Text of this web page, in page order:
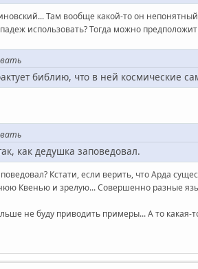
Там вообще какой-то он
использовать? Тогда можно
библию, что в ней космические
как дедушка заповедовал.
Кстати, если верить, что Арда
Квенью и зрелую... Совершенно разные
не буду приводить примеры... А то какая-